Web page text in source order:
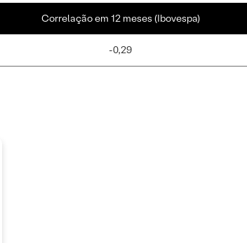
Correlação em 12 meses (Ibovespa)
-0,29